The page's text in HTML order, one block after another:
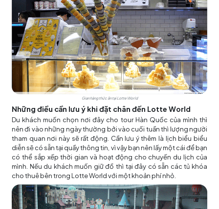
Gian hàng thức ăn tại Lotte World
Những điều cần lưu ý khi đặt chân đến Lotte World
Du khách muốn chọn nơi đây cho tour Hàn Quốc của mình thì
nên đi vào những ngày thường bởi vào cuối tuần thì lượng người
tham quan nơi này sẽ rất động. Cần lưu ý thêm là lịch biểu biểu
diễn sẽ có sẵn tại quầy thông tin, vì vậy bạn nên lấy một cái để bạn
có thể sắp xếp thời gian và hoạt động cho chuyến du lịch của
mình. Nếu du khách muốn giữ đồ thì tại đây có sẵn các tủ khóa
cho thuê bên trong Lotte World với một khoản phí nhỏ.